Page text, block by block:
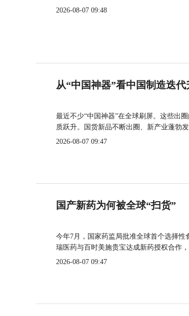
2026-08-07 09:48
从“中国神器”看中国制造迭代
最近不少“中国神器”在全球刷屏。这些出
质跃升。国货新品不断出圈、新产业蓬勃
2026-08-07 09:47
国产新药为何被全球“扫货”
今年7月，国家药监局批准全球首个选择
瑞医药与百时美施贵宝达成新药授权合作
2026-08-07 09:47